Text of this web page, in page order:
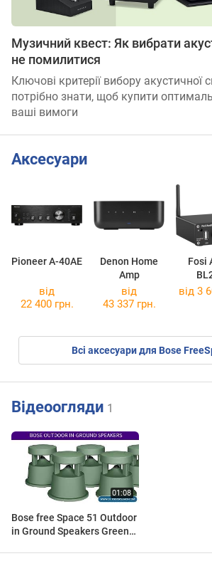
Музичний квест: Як вибрати
не помилитися
Ключові критерії вибору акустичної
потрібно знати, щоб купити
ваші вимоги
Аксесуари
Pioneer A-40AE
Denon Home
Amp
Fosi
від
22 400 грн.
від
43 337 грн.
від 3
Всі аксесуари для Bose
Відеоогляди 1
Bose free Space 51 Outdoor
in Ground Speakers Green